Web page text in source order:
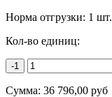
Норма отгрузки: 1 шт.
Кол-во единиц:
-1
Сумма: 36 796,00 руб